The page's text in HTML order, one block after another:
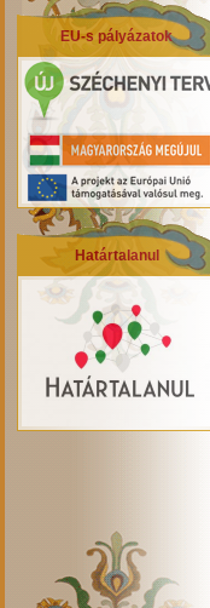
EU-s pályázatok
Határtalanul